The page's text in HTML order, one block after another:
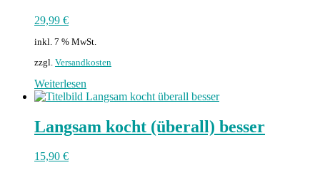
29,99 €
inkl. 7 % MwSt.
zzgl. Versandkosten
Weiterlesen
Langsam kocht (überall) besser
15,90 €